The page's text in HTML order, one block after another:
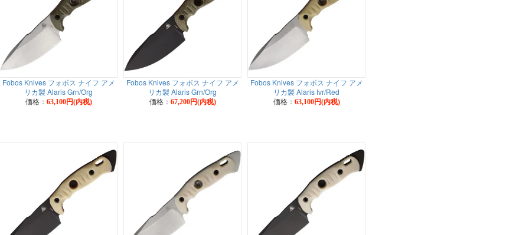
Fobos Knives フォボス ナイフ アメ
リカ製 Alaris Grn/Org
価格： 63,100円(内税)
Fobos Knives フォボス ナイフ アメ
リカ製 Alaris Grn/Org
価格： 67,200円(内税)
Fobos Knives フォボス ナイフ アメ
リカ製 Alaris Ivr/Red
価格： 63,100円(内税)